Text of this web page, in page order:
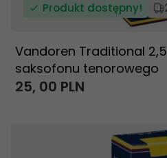
Produkt dostępny!
Vandoren Traditional
saksofonu tenorowego
25, 00 PLN